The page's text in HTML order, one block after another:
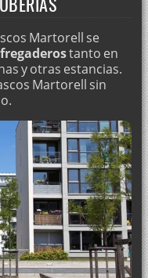
comunidades
a presión
económicos
Martorell se
tanto en
y otras estancias.
Martorell sin